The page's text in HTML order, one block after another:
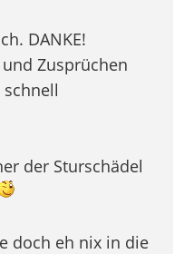
DANKE!
Zusprüchen
der Sturschädel
doch eh nix in die